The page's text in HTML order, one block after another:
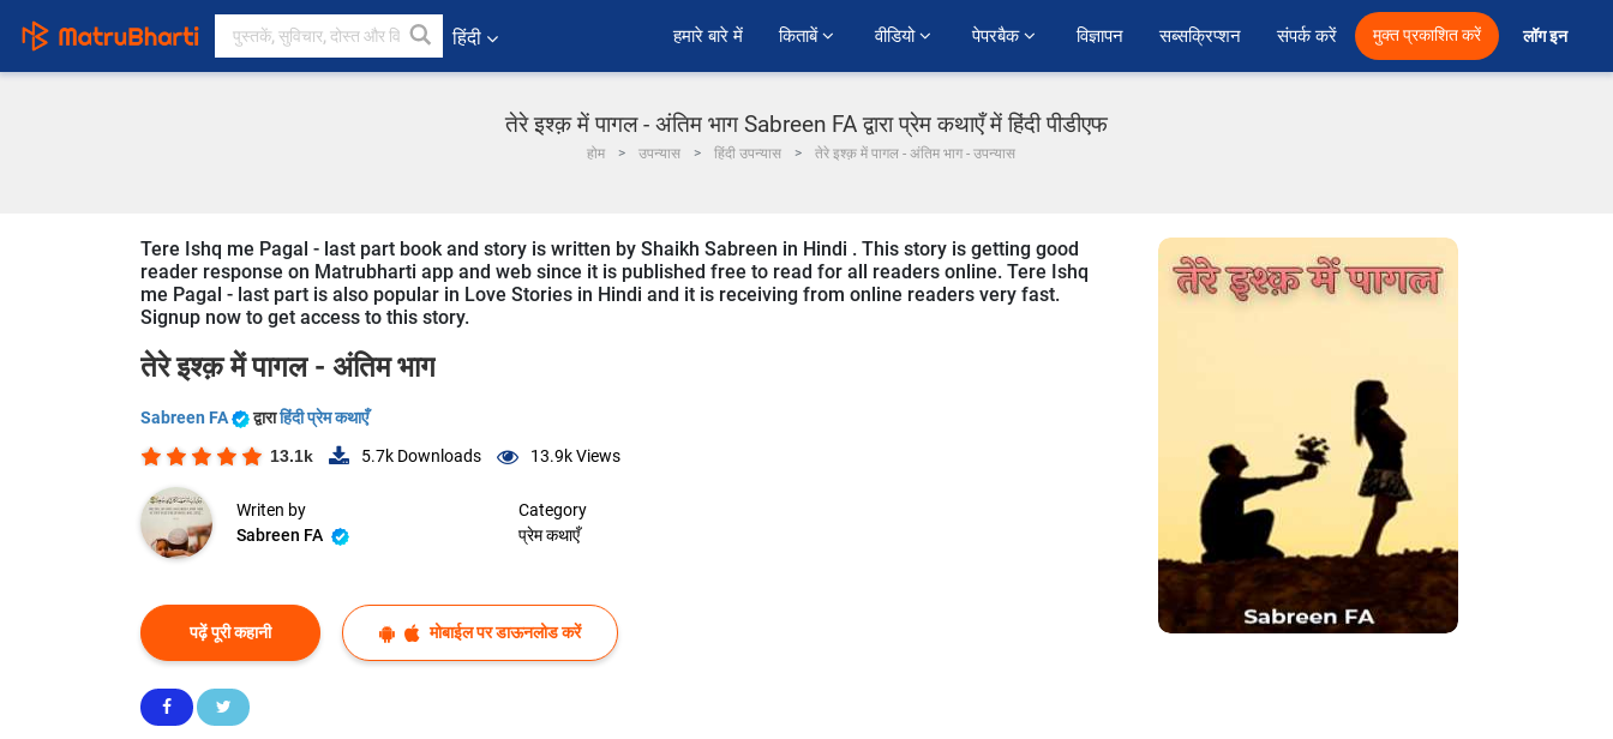
हिंदी हमारे बारे में किताबें वीडियो पेपरबैक विज्ञापन सब्सक्रिप्शन संपर्क करें मुक्त प्रकाशित करें लॉग इन
तेरे इश्क़ में पागल - अंतिम भाग Sabreen FA द्वारा प्रेम कथाएँ में हिंदी पीडीएफ
होम उपन्यास हिंदी उपन्यास तेरे इश्क़ में पागल - अंतिम भाग - उपन्यास
Tere Ishq me Pagal - last part book and story is written by Shaikh Sabreen in Hindi . This story is getting good
reader response on Matrubharti app and web since it is published free to read for all readers online. Tere Ishq
me Pagal - last part is also popular in Love Stories in Hindi and it is receiving from online readers very fast.
Signup now to get access to this story.
तेरे इश्क़ में पागल - अंतिम भाग
Sabreen FA द्वाराहिंदी प्रेम कथाएँ
13.1k 5.7k Downloads 13.9kViews
Writen by
Sabreen FA
Category
प्रेम कथाएँ
पढ़ें पूरी कहानी मोबाईल पर डाऊनलोड करें